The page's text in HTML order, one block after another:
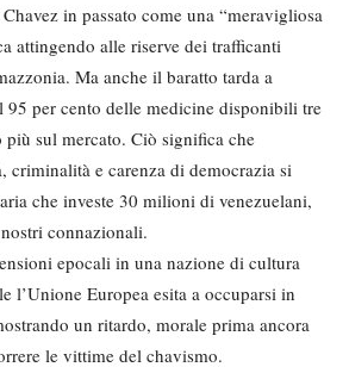
in passato come una “meravigliosa
attingendo alle riserve dei trafficanti
Ma anche il baratto tarda a
95 per cento delle medicine disponibili tre
sul mercato. Ciò significa che
criminalità e carenza di democrazia si
che investe 30 milioni di venezuelani,
connazionali.
epocali in una nazione di cultura
l’Unione Europea esita a occuparsi in
un ritardo, morale prima ancora
le vittime del chavismo.